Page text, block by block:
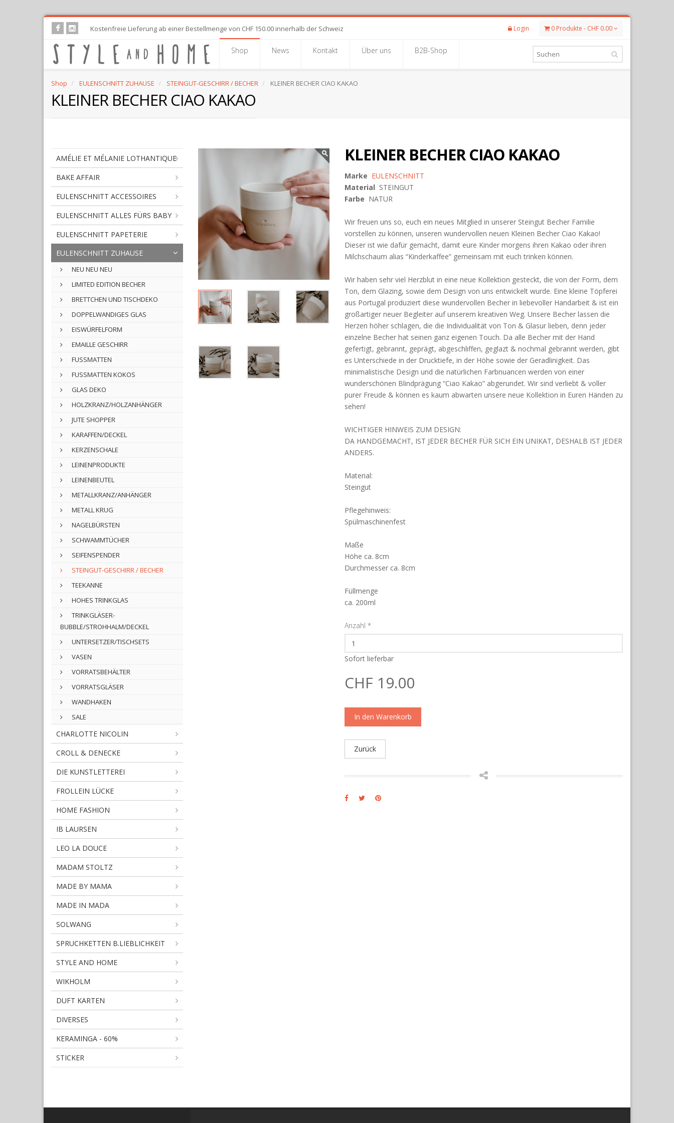
Skip
main
content
Kostenfreie Lieferung ab einer Bestellmenge von CHF 150.00 innerhalb der Schweiz Login 0 Produkte - CHF 0.00
Shop News Kontakt Über uns B2B-Shop
Shop EULENSCHNITT ZUHAUSE STEINGUT-GESCHIRR / BECHER KLEINER BECHER CIAO KAKAO
KLEINER BECHER CIAO KAKAO
AMÉLIE ET MÉLANIE LOTHANTIQUE
BAKE AFFAIR
EULENSCHNITT ACCESSOIRES
EULENSCHNITT ALLES FÜRS BABY
EULENSCHNITT PAPETERIE
EULENSCHNITT ZUHAUSE
NEU NEU NEU
LIMITED EDITION BECHER
BRETTCHEN UND TISCHDEKO
DOPPELWANDIGES GLAS
EISWÜRFELFORM
EMAILLE GESCHIRR
FUSSMATTEN
FUSSMATTEN KOKOS
GLAS DEKO
HOLZKRANZ/HOLZANHÄNGER
JUTE SHOPPER
KARAFFEN/DECKEL
KERZENSCHALE
LEINENPRODUKTE
LEINENBEUTEL
METALLKRANZ/ANHÄNGER
METALL KRUG
NAGELBÜRSTEN
SCHWAMMTÜCHER
SEIFENSPENDER
STEINGUT-GESCHIRR / BECHER
TEEKANNE
HOHES TRINKGLAS
TRINKGLÄSER-
BUBBLE/STROHHALM/DECKEL
UNTERSETZER/TISCHSETS
VASEN
VORRATSBEHÄLTER
VORRATSGLÄSER
WANDHAKEN
SALE
CHARLOTTE NICOLIN
CROLL & DENECKE
DIE KUNSTLETTEREI
FROLLEIN LÜCKE
HOME FASHION
IB LAURSEN
LEO LA DOUCE
MADAM STOLTZ
MADE BY MAMA
MADE IN MADA
SOLWANG
SPRUCHKETTEN B.LIEBLICHKEIT
STYLE AND HOME
WIKHOLM
DUFT KARTEN
DIVERSES
KERAMINGA - 60%
STICKER
KLEINER BECHER CIAO KAKAO
Marke EULENSCHNITT
Material STEINGUT
Farbe NATUR
Wir freuen uns so, euch ein neues Mitglied in unserer Steingut Becher Familie
vorstellen zu können, unseren wundervollen neuen Kleinen Becher Ciao Kakao!
Dieser ist wie dafür gemacht, damit eure Kinder morgens ihren Kakao oder ihren
Milchschaum alias “Kinderkaffee” gemeinsam mit euch trinken können.
Wir haben sehr viel Herzblut in eine neue Kollektion gesteckt, die von der Form, dem
Ton, dem Glazing, sowie dem Design von uns entwickelt wurde. Eine kleine Töpferei
aus Portugal produziert diese wundervollen Becher in liebevoller Handarbeit & ist ein
großartiger neuer Begleiter auf unserem kreativen Weg. Unsere Becher lassen die
Herzen höher schlagen, die die Individualität von Ton & Glasur lieben, denn jeder
einzelne Becher hat seinen ganz eigenen Touch. Da alle Becher mit der Hand
gefertigt, gebrannt, geprägt, abgeschliffen, geglazt & nochmal gebrannt werden, gibt
es Unterschiede in der Drucktiefe, in der Höhe sowie der Geradlinigkeit. Das
minimalistische Design und die natürlichen Farbnuancen werden von einer
wunderschönen Blindprägung “Ciao Kakao” abgerundet. Wir sind verliebt & voller
purer Freude & können es kaum abwarten unsere neue Kollektion in Euren Händen zu
sehen!
WICHTIGER HINWEIS ZUM DESIGN:
DA HANDGEMACHT, IST JEDER BECHER FÜR SICH EIN UNIKAT, DESHALB IST JEDER
ANDERS.
Material:
Steingut
Pflegehinweis:
Spülmaschinenfest
Maße
Höhe ca. 8cm
Durchmesser ca. 8cm
Füllmenge
ca. 200ml
Anzahl *
Sofort lieferbar
CHF 19.00
In den Warenkorb
Zurück